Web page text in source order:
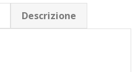
Descrizione